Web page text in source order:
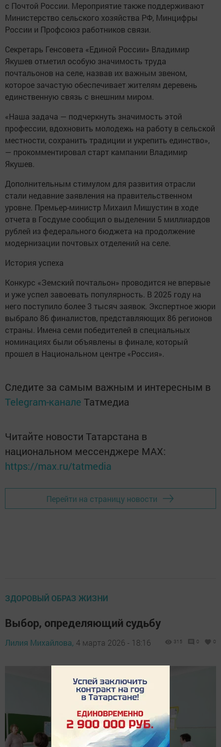
с Почтой России. Мероприятие также поддерживают
Министерство сельского хозяйства РФ, Минцифры
России и Профсоюз работников связи.
Секретарь Генсовета «Единой России» Владимир
Якушев отметил особую значимость труда
почтальонов на селе, назвав их важным звеном,
которое зачастую обеспечивает жителям деревень
единственную связь с внешним миром.
«Наша задача — подчеркнуть значимость этой
профессии, вдохновить молодежь на работу в сельской
местности, сохранить традиции и укрепить единство»,
— прокомментировал старт кампании Владимир
Якушев.
Дополнительным стимулом для развития отрасли
стали недавние заявления на правительственном
уровне. Премьер-министр Михаил Мишустин в ходе
отчета в Госдуме сообщил о выделении 5 миллиардов
рублей из федерального бюджета на продолжение
модернизации почтовых отделений на селе.
История успеха
Конкурс «Земский почтальон» проводится не впервые
и уже успел завоевать популярность. В 2025 году на
него поступило более 3 тысяч заявок. Экспертное жюри
выбрало 86 финалистов, представляющих 86 регионов
страны. Имена семи победителей в специальных
номинациях были объявлены в финале, который
прошел в Национальном центре «Россия».
Следите за самым важным и интересным в
Telegram-канале Татмедиа
Читайте новости Татарстана в
национальном мессенджере MАХ:
https://max.ru/tatmedia
Перейти на страницу новости
ЗДОРОВЫЙ ОБРАЗ ЖИЗНИ
Выбор, определяющий судьбу
Лилия Михайлова, 4 марта 2026 - 18:16 315 0 0